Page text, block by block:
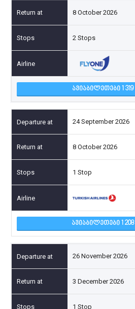
8 October 2026
2 Stops
ᲐᲕᲘᲐᲑᲘᲚᲔᲗᲔᲑᲘ 1 319
24 September 2026
8 October 2026
1 Stop
ᲐᲕᲘᲐᲑᲘᲚᲔᲗᲔᲑᲘ 1 208
26 November 2026
3 December 2026
1 Stop